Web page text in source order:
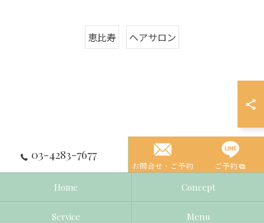
恵比寿 ヘアサロン
03-4283-7677
お問合せ・ご予約 ご予約
Home Concept
Service Menu